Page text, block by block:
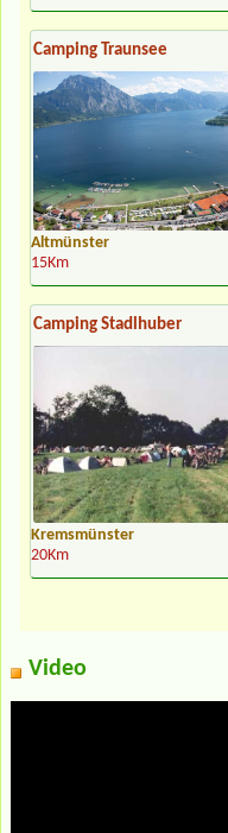
Camping Traunsee
Altmünster
15Km
Camping Stadlhuber
Kremsmünster
20Km
Video